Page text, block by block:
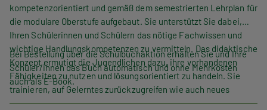
kompetenzorientiert und gemäß dem semestrierten Lehrplan für
die modulare Oberstufe aufgebaut. Sie unterstützt Sie dabei,
Ihren Schülerinnen und Schülern das nötige Fachwissen und
wichtige Handlungskompetenzen zu vermitteln. Das didaktische
Konzept ermutigt die Jugendlichen dazu, ihre vorhandenen
Fähigkeiten zu nutzen und lösungsorientiert zu handeln. Sie
trainieren, auf Gelerntes zurückzugreifen wie auch neues
Wissen selbsttätig zu beschaffen. Die besonders große
Bei Bestellung über die Schulbuchaktion erhalten Sie und Ihre
Schüler/innen das Buch automatisch und ohne Mehrkosten
auch als E-Book.